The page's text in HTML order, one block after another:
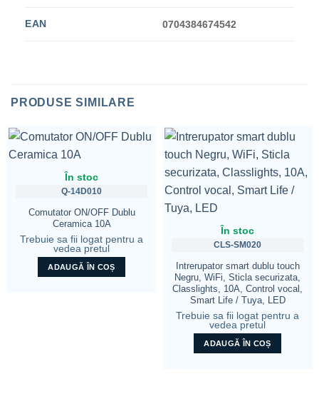
EAN 0704384674542
PRODUSE SIMILARE
În stoc
Q-14D010
Comutator ON/OFF Dublu
Ceramica 10A
Trebuie sa fii logat pentru a
vedea pretul
ADAUGĂ ÎN COȘ
În stoc
CLS-SM020
Intrerupator smart dublu touch
Negru, WiFi, Sticla securizata,
Classlights, 10A, Control vocal,
Smart Life / Tuya, LED
Trebuie sa fii logat pentru a
vedea pretul
ADAUGĂ ÎN COȘ